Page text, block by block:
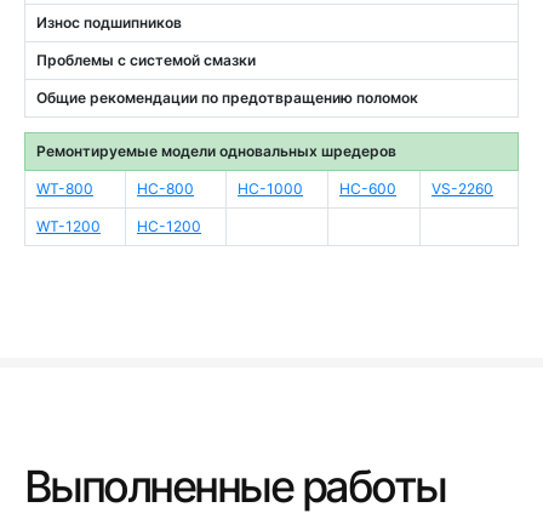
Износ подшипников
Проблемы с системой смазки
Общие рекомендации по предотвращению поломок
Ремонтируемые модели одновальных шредеров
WT-800 HC-800 HC-1000 HC-600 VS-2260
WT-1200 HC-1200
Выполненные работы